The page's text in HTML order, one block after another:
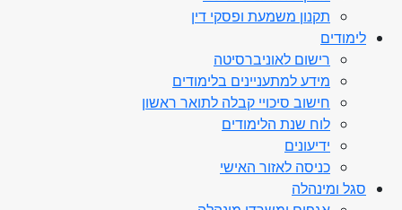
תקנון משמעת ופסקי דין
לימודים
רישום לאוניברסיטה
מידע למתעניינים בלימודים
חישוב סיכויי קבלה לתואר ראשון
לוח שנת הלימודים
ידיעונים
כניסה לאזור האישי
סגל ומינהלה